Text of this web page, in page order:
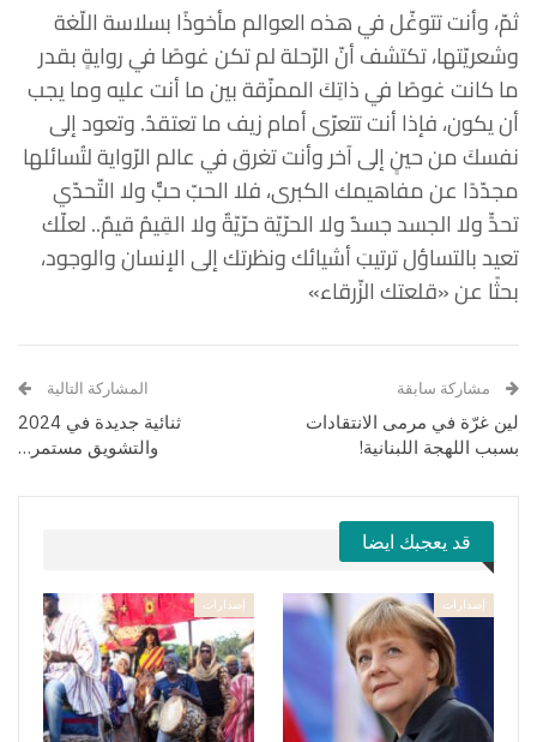
ثمّ، وأنت تتوغّل في هذه العوالم مأخوذًا بسلاسة اللّغة
وشعريّتها، تكتشف أنّ الرّحلة لم تكن غوصًا في روايةٍ بقدر
ما كانت غوصًا في ذاتِكَ الممزّقة بين ما أنت عليه وما يجب
أن يكون، فإذا أنت تتعرّى أمام زيف ما تعتقدُ. وتعود إلى
نفسكَ من حينٍ إلى آخر وأنت تغرق في عالم الرّواية لتُسائلها
مجدّدًا عن مفاهيمك الكبرى، فلا الحبّ حبٌّ ولا التّحدّي
تحدٍّ ولا الجسد جسدٌ ولا الحرّيّة حرّيّةٌ ولا القِيمُ قيمٌ.. لعلّك
تعيد بالتساؤل ترتيبَ أشيائك ونظرتك إلى الإنسان والوجود،
بحثًا عن «قلعتك الزّرقاء»
مشاركة سابقة
لين غرّة في مرمى الانتقادات
بسبب اللهجة اللبنانية!
المشاركة التالية
ثنائية جديدة في 2024
والتشويق مستمر…
قد يعجبك ايضا
إصدارات إصدارات